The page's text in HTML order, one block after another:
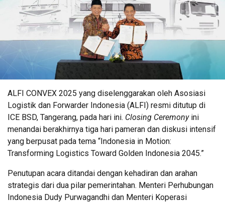
ALFI CONVEX 2025 yang diselenggarakan oleh Asosiasi
Logistik dan Forwarder Indonesia (ALFI) resmi ditutup di
ICE BSD, Tangerang, pada hari ini. Closing Ceremony ini
menandai berakhirnya tiga hari pameran dan diskusi intensif
yang berpusat pada tema “Indonesia in Motion:
Transforming Logistics Toward Golden Indonesia 2045.”
Penutupan acara ditandai dengan kehadiran dan arahan
strategis dari dua pilar pemerintahan. Menteri Perhubungan
Indonesia Dudy Purwagandhi dan Menteri Koperasi